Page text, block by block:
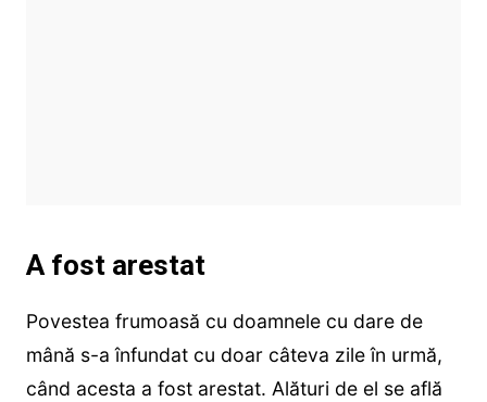
A fost arestat
Povestea frumoasă cu doamnele cu dare de
mână s-a înfundat cu doar câteva zile în urmă,
când acesta a fost arestat. Alături de el se află